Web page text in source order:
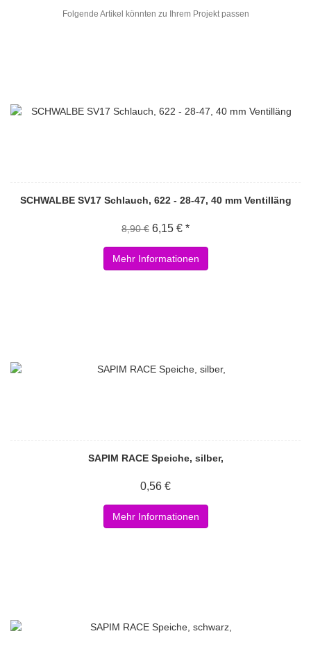
Folgende Artikel könnten zu Ihrem Projekt passen
SCHWALBE SV17 Schlauch, 622 - 28-47, 40 mm Ventilläng
8,90 € 6,15 € *
Mehr Informationen
SAPIM RACE Speiche, silber,
0,56 €
Mehr Informationen